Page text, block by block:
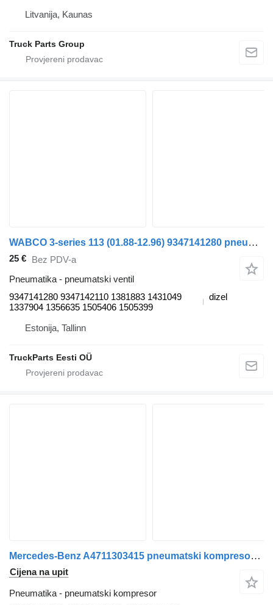
Litvanija, Kaunas
Truck Parts Group
WABCO 3-series 113 (01.88-12.96) 9347141280 pneumatski ventil za Scania 3-series (1987-1998) tegljača
25 € Bez PDV-a
Pneumatika - pneumatski ventil
9347141280 9347142110 1381883 1431049
1337904 1356635 1505406 1505399
dizel
Estonija, Tallinn
TruckParts Eesti OÜ
Mercedes-Benz A4711303415 pneumatski kompresor za Mercedes-Benz Actros MP4 tegljača
Cijena na upit
Pneumatika - pneumatski kompresor